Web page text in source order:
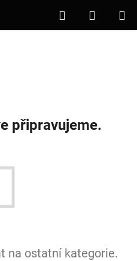
Hledat
KOŠÍK
připravujeme.
na ostatní kategorie.